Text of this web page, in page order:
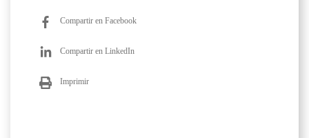
Compartir en Facebook
Compartir en LinkedIn
Imprimir